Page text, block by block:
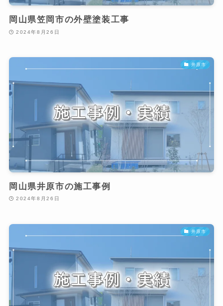
岡山県笠岡市の外壁塗装工事
2024年8月26日
井原市
岡山県井原市の施工事例
2024年8月26日
井原市